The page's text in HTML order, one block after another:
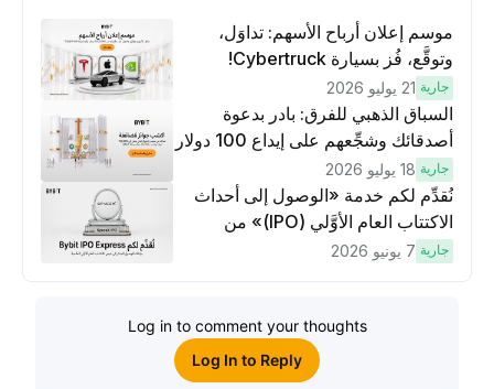
موسم إعلان أرباح الأسهم: تداوَل،
وتوقَّع، فُز بسيارة Cybertruck!
جارية 21 يوليو 2026
السباق الذهبي للفرق: بادر بدعوة
أصدقائك وشجِّعهم على إيداع 100 دولار
لكسَب مكافآت مُضاعَفة
جارية 18 يوليو 2026
نُقدِّم لكم خدمة «الوصول إلى أحداث
الاكتتاب العام الأوَّلي (IPO)» من
Bybit، بوابتك للوصول المبكر إلى فرص
جارية 7 يونيو 2026
Log in to comment your thoughts
Log In to Reply